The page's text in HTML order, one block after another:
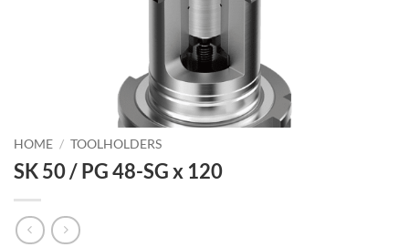
HOME / TOOLHOLDERS
SK 50 / PG 48-SG x 120